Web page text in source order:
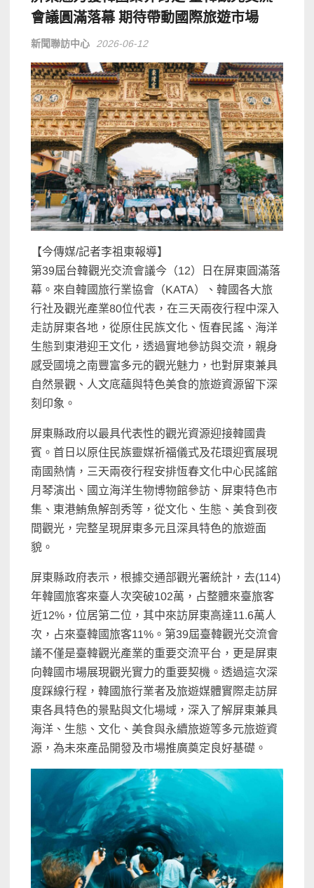
會議圓滿落幕 期待帶動國際旅遊市場
新聞聯訪中心 2026-06-12
【今傳媒/記者李祖東報導】
第39屆台韓觀光交流會議今（12）日在屏東圓滿落
幕。來自韓國旅行業協會（KATA）、韓國各大旅
行社及觀光產業80位代表，在三天兩夜行程中深入
走訪屏東各地，從原住民族文化、恆春民謠、海洋
生態到東港迎王文化，透過實地參訪與交流，親身
感受國境之南豐富多元的觀光魅力，也對屏東兼具
自然景觀、人文底蘊與特色美食的旅遊資源留下深
刻印象。
屏東縣政府以最具代表性的觀光資源迎接韓國貴
賓。首日以原住民族靈媒祈福儀式及花環迎賓展現
南國熱情，三天兩夜行程安排恆春文化中心民謠館
月琴演出、國立海洋生物博物館參訪、屏東特色市
集、東港鮪魚解剖秀等，從文化、生態、美食到夜
間觀光，完整呈現屏東多元且深具特色的旅遊面
貌。
屏東縣政府表示，根據交通部觀光署統計，去(114)
年韓國旅客來臺人次突破102萬，占整體來臺旅客
近12%，位居第二位，其中來訪屏東高達11.6萬人
次，占來臺韓國旅客11%。第39屆臺韓觀光交流會
議不僅是臺韓觀光產業的重要交流平台，更是屏東
向韓國市場展現觀光實力的重要契機。透過這次深
度踩線行程，韓國旅行業者及旅遊媒體實際走訪屏
東各具特色的景點與文化場域，深入了解屏東兼具
海洋、生態、文化、美食與永續旅遊等多元旅遊資
源，為未來產品開發及市場推廣奠定良好基礎。